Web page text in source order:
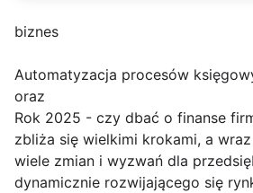
biznes
Automatyzacja procesów
oraz
Rok 2025 - czy dbać o finanse
zbliża się wielkimi krokami, a
wiele zmian i wyzwań dla
dynamicznie rozwijającego się